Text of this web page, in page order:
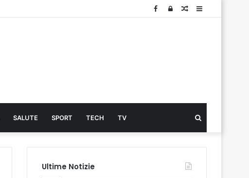
Sidebar
Articolo
Log
Facebook
SALUTE SPORT TECH TV
...
Ultime Notizie